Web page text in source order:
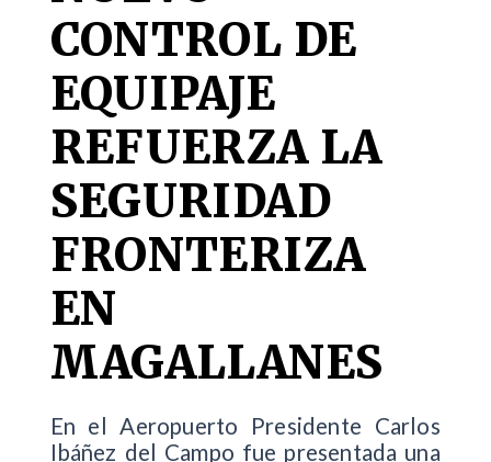
CONTROL DE
EQUIPAJE
REFUERZA LA
SEGURIDAD
FRONTERIZA
EN
MAGALLANES
En el Aeropuerto Presidente Carlos
Ibáñez del Campo fue presentada una